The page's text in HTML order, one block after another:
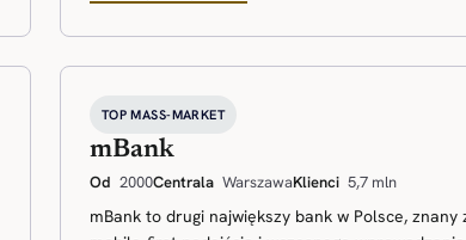
TOP MASS-MARKET
mBank
Od 2000Centrala WarszawaKlienci 5,7 mln
mBank to drugi największy bank w Polsce, znany